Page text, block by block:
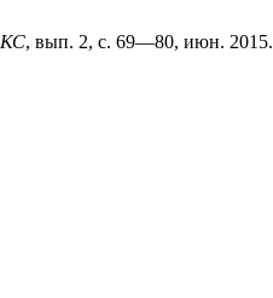
КС, вып. 2, с. 69—80, июн. 2015.